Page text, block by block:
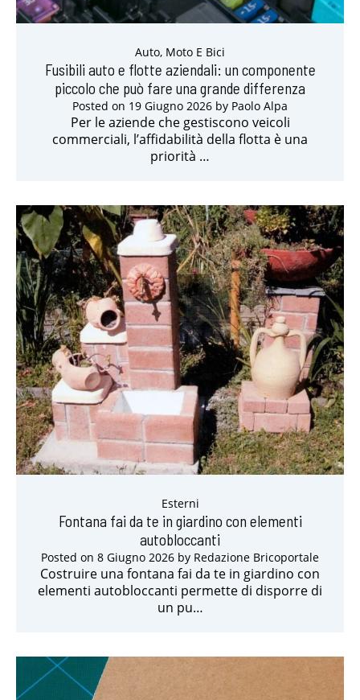
Auto, Moto E Bici
Fusibili auto e flotte aziendali: un componente
piccolo che può fare una grande differenza
Posted on 19 Giugno 2026 by Paolo Alpa
Per le aziende che gestiscono veicoli
commerciali, l’affidabilità della flotta è una
priorità …
Esterni
Fontana fai da te in giardino con elementi
autobloccanti
Posted on 8 Giugno 2026 by Redazione Bricoportale
Costruire una fontana fai da te in giardino con
elementi autobloccanti permette di disporre di
un pu…